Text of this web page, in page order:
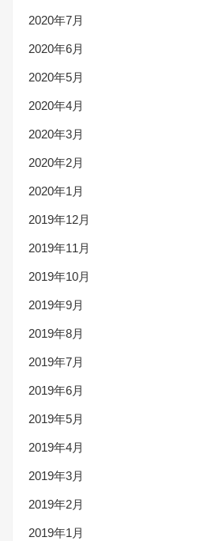
2020年7月
2020年6月
2020年5月
2020年4月
2020年3月
2020年2月
2020年1月
2019年12月
2019年11月
2019年10月
2019年9月
2019年8月
2019年7月
2019年6月
2019年5月
2019年4月
2019年3月
2019年2月
2019年1月